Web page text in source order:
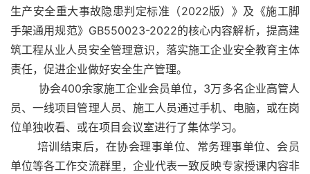
生产安全重大事故隐患判定标准（2022版）》及《施工脚
手架通用规范》GB550023-2022的核心内容解析，提高建
筑工程从业人员安全管理意识，落实施工企业安全教育主体
责任，促进企业做好安全生产管理。
员、一线项目管理人员、施工人员通过手机、电脑，或在岗
位单独收看、或在项目会议室进行了集体学习。
单位等各工作交流群里，企业代表一致反映专家授课内容非